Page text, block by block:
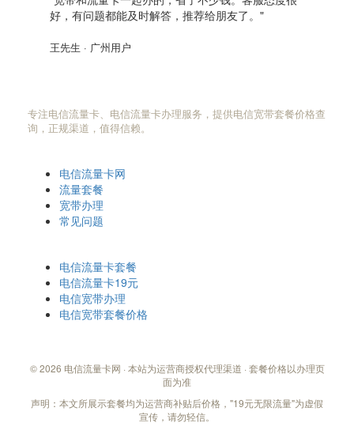
好，有问题都能及时解答，推荐给朋友了。"
王先生 · 广州用户
专注电信流量卡、电信流量卡办理服务，提供电信宽带套餐价格查
询，正规渠道，值得信赖。
电信流量卡网
流量套餐
宽带办理
常见问题
电信流量卡套餐
电信流量卡19元
电信宽带办理
电信宽带套餐价格
© 2026 电信流量卡网 · 本站为运营商授权代理渠道 · 套餐价格以办理页
面为准
声明：本文所展示套餐均为运营商补贴后价格，"19元无限流量"为虚假
宣传，请勿轻信。